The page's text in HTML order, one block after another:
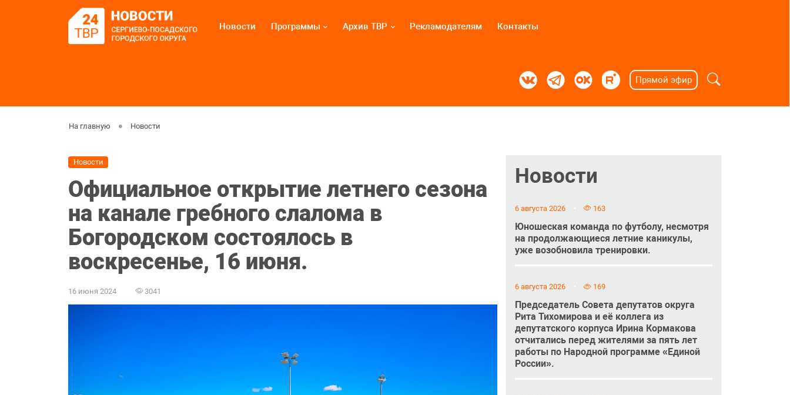
Новости Программы Архив ТВР Рекламодателям Контакты
Прямой эфир
На главную Новости
Новости
Официальное открытие летнего сезона
на канале гребного слалома в
Богородском состоялось в
воскресенье, 16 июня.
16 июня 2024 3041
Новости
6 августа 2026 163
Юношеская команда по футболу, несмотря
на продолжающиеся летние каникулы,
уже возобновила тренировки.
6 августа 2026 169
Председатель Совета депутатов округа
Рита Тихомирова и её коллега из
депутатского корпуса Ирина Кормакова
отчитались перед жителями за пять лет
работы по Народной программе «Единой
России».